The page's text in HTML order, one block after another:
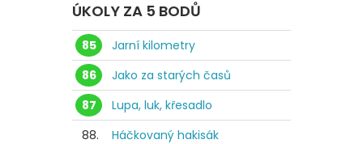
ÚKOLY ZA 5 BODŮ
85
Jarní kilometry
86
Jako za starých časů
87
Lupa, luk, křesadlo
88.
Háčkovaný hakisák